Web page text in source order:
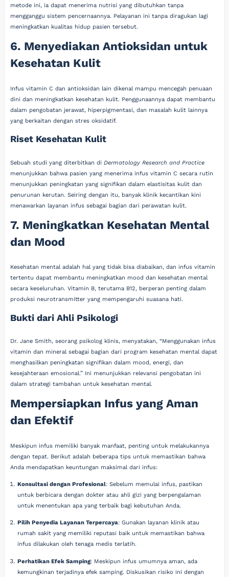
metode ini, ia dapat menerima nutrisi yang dibutuhkan tanpa
mengganggu sistem pencernaannya. Pelayanan ini tanpa diragukan lagi
meningkatkan kualitas hidup pasien tersebut.
6. Menyediakan Antioksidan untuk
Kesehatan Kulit
Infus vitamin C dan antioksidan lain dikenal mampu mencegah penuaan
dini dan meningkatkan kesehatan kulit. Penggunaannya dapat membantu
dalam pengobatan jerawat, hiperpigmentasi, dan masalah kulit lainnya
yang berkaitan dengan stres oksidatif.
Riset Kesehatan Kulit
Sebuah studi yang diterbitkan diDermatology Research and Practice
menunjukkan bahwa pasien yang menerima infus vitamin C secara rutin
menunjukkan peningkatan yang signifikan dalam elastisitas kulit dan
penurunan kerutan. Seiring dengan itu, banyak klinik kecantikan kini
menawarkan layanan infus sebagai bagian dari perawatan kulit.
7. Meningkatkan Kesehatan Mental
dan Mood
Kesehatan mental adalah hal yang tidak bisa diabaikan, dan infus vitamin
tertentu dapat membantu meningkatkan mood dan kesehatan mental
secara keseluruhan. Vitamin B, terutama B12, berperan penting dalam
produksi neurotransmitter yang mempengaruhi suasana hati.
Bukti dari Ahli Psikologi
Dr. Jane Smith, seorang psikolog klinis, menyatakan, “Menggunakan infus
vitamin dan mineral sebagai bagian dari program kesehatan mental dapat
menghasilkan peningkatan signifikan dalam mood, energi, dan
kesejahteraan emosional.” Ini menunjukkan relevansi pengobatan ini
dalam strategi tambahan untuk kesehatan mental.
Mempersiapkan Infus yang Aman
dan Efektif
Meskipun infus memiliki banyak manfaat, penting untuk melakukannya
dengan tepat. Berikut adalah beberapa tips untuk memastikan bahwa
Anda mendapatkan keuntungan maksimal dari infus:
Konsultasi dengan Profesional: Sebelum memulai infus, pastikan
untuk berbicara dengan dokter atau ahli gizi yang berpengalaman
untuk menentukan apa yang terbaik bagi kebutuhan Anda.
Pilih Penyedia Layanan Terpercaya: Gunakan layanan klinik atau
rumah sakit yang memiliki reputasi baik untuk memastikan bahwa
infus dilakukan oleh tenaga medis terlatih.
Perhatikan Efek Samping: Meskipun infus umumnya aman, ada
kemungkinan terjadinya efek samping. Diskusikan risiko ini dengan